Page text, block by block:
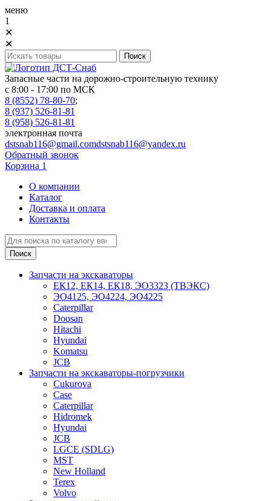
меню
1
✕
✕
Запасные части на дорожно-строительную технику
с 8:00 - 17:00 по МСК
8 (8552) 78-80-70;
8 (937) 526-81-81
8 (958) 526-81-81
электронная почта
dstsnab116@gmail.comdstsnab116@yandex.ru
Обратный звонок
Корзина 1
О компании
Каталог
Доставка и оплата
Контакты
Запчасти на экскаваторы
ЕК12, ЕК14, ЕК18, ЭО3323 (ТВЭКС)
ЭО4125, ЭО4224, ЭО4225
Caterpillar
Doosan
Hitachi
Hyundai
Komatsu
JCB
Запчасти на экскаваторы-погрузчики
Cukurova
Case
Caterpillar
Hidromek
Hyundai
JCB
LGCE (SDLG)
MST
New Holland
Terex
Volvo